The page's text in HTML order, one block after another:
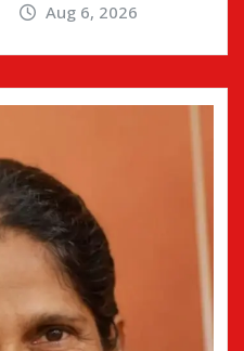
Aug 6, 2026